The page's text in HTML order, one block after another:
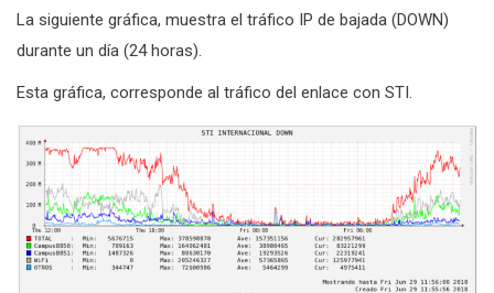
La siguiente gráfica, muestra el tráfico IP de bajada (DOWN)
durante un día (24 horas).
Esta gráfica, corresponde al tráfico del enlace con STI.